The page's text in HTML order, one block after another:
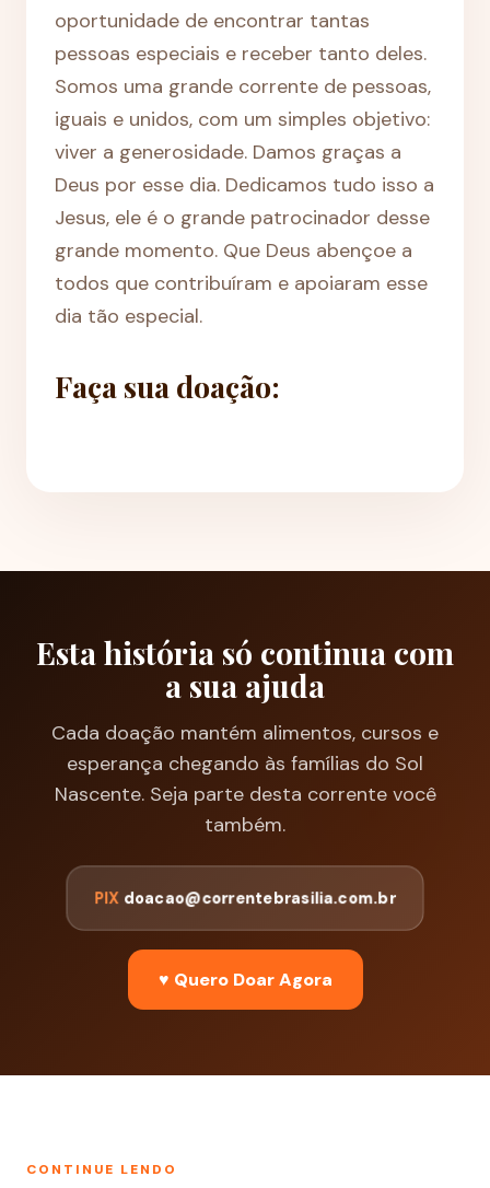
oportunidade de encontrar tantas
pessoas especiais e receber tanto deles.
Somos uma grande corrente de pessoas,
iguais e unidos, com um simples objetivo:
viver a generosidade. Damos graças a
Deus por esse dia. Dedicamos tudo isso a
Jesus, ele é o grande patrocinador desse
grande momento. Que Deus abençoe a
todos que contribuíram e apoiaram esse
dia tão especial.
Faça sua doação:
Esta história só continua com
a sua ajuda
Cada doação mantém alimentos, cursos e
esperança chegando às famílias do Sol
Nascente. Seja parte desta corrente você
também.
PIX doacao@correntebrasilia.com.br
♥ Quero Doar Agora
CONTINUE LENDO